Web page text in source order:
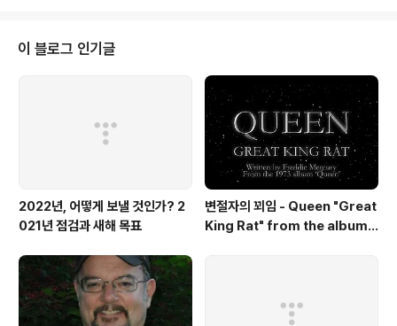
대 개인의 건강한 재무에 대한 고민을 담고 있습니다.
이 블로그 인기글
2022년, 어떻게 보낼 것인가? 2
021년 점검과 새해 목표
변절자의 꾀임 - Queen "Great
King Rat" from the album